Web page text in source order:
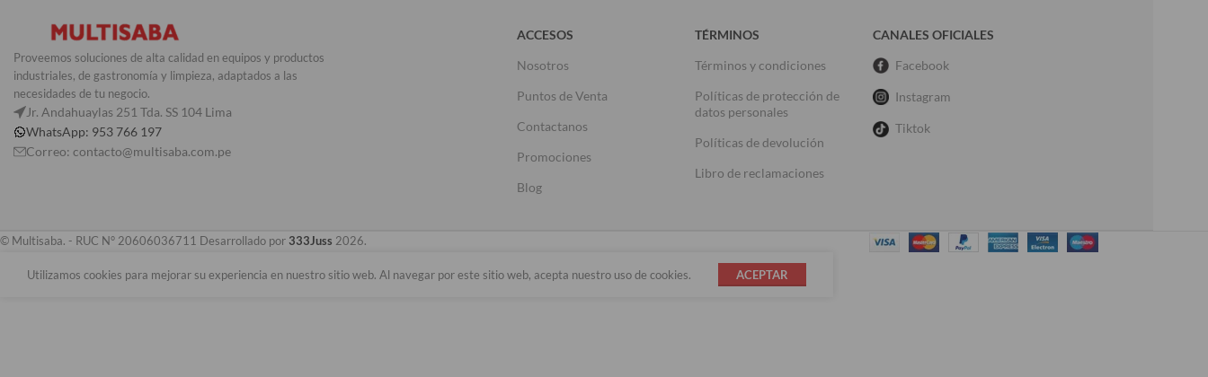
Proveemos soluciones de alta calidad en equipos y productos
industriales, de gastronomía y limpieza, adaptados a las
necesidades de tu negocio.
Jr. Andahuaylas 251 Tda. SS 104 Lima
WhatsApp: 953 766 197
Correo: contacto@multisaba.com.pe
ACCESOS
Nosotros
Puntos de Venta
Contactanos
Promociones
Blog
TÉRMINOS
Términos y condiciones
Políticas de protección de
datos personales
Políticas de devolución
Libro de reclamaciones
CANALES OFICIALES
Facebook
Instagram
Tiktok
© Multisaba. - RUC N° 20606036711 Desarrollado por 333Juss 2026.
Utilizamos cookies para mejorar su experiencia en nuestro sitio web. Al navegar por este sitio web, acepta nuestro uso de cookies. ACEPTAR